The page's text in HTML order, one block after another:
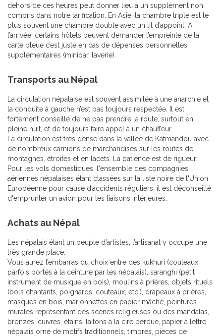
dehors de ces heures peut donner lieu à un supplément non
compris dans notre tarification. En Asie, la chambre triple est le
plus souvent une chambre double avec un lit d’appoint. A
l’arrivée, certains hôtels peuvent demander l’empreinte de la
carte bleue c’est juste en cas de dépenses personnelles
supplémentaires (minibar, laverie).
Transports au Népal
La circulation népalaise est souvent assimilée à une anarchie et
la conduite à gauche n’est pas toujours respectée. Il est
fortement conseillé de ne pas prendre la route, surtout en
pleine nuit, et de toujours faire appel à un chauffeur.
La circulation est très dense dans la vallée de Katmandou avec
de nombreux camions de marchandises sur les routes de
montagnes, étroites et en lacets. La patience est de rigueur !
Pour les vols domestiques, l'ensemble des compagnies
aériennes népalaises étant classées sur la liste noire de l'Union
Européenne pour cause d’accidents réguliers, il est déconseillé
d'emprunter un avion pour les liaisons intérieures.
Achats au Népal
Les népalais étant un peuple d’artistes, l’artisanat y occupe une
très grande place.
Vous aurez l’embarras du choix entre des kukhuri (couteaux
parfois portés à la ceinture par les népalais), saranghi (petit
instrument de musique en bois), moulins à prières, objets rituels
(bols chantants, poignards, couteaux, etc.), drapeaux à prières,
masques en bois, marionnettes en papier mâché, peintures
murales représentant des scènes religieuses ou des mandalas,
bronzes, cuivres, étains, laitons à la cire perdue, papier à lettre
népalais orné de motifs traditionnels, timbres, pièces de